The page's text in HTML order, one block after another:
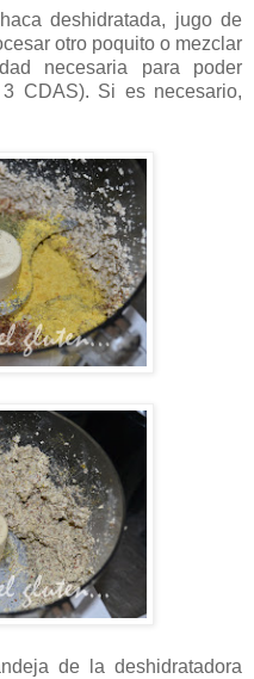
deshidratada, jugo de
otro poquito o mezclar
necesaria para poder
CDAS). Si es necesario,
de la deshidratadora